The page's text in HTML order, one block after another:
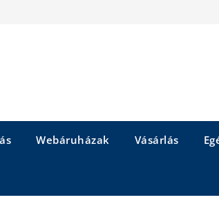
Webáruházak Vásárlás